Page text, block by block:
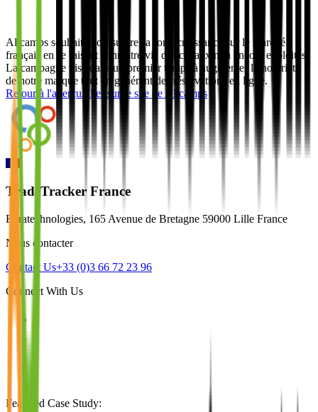
Allcamps souhaite poursuivre sa forte croissance sur le marché
français en se faisant connaitre via des canaux non encore exploités.
La campagne vise dans un premier temps à augmenter la notoriété
de notre marque tout en générant des réservations en ligne.
Retour à l'aperçuAller sur le site deAllcamps
TradeTracker France
Euratechnologies, 165 Avenue de Bretagne 59000 Lille France
Nous contacter
Contact Us+33 (0)3 66 72 23 96
Connect With Us
Featured Case Study: